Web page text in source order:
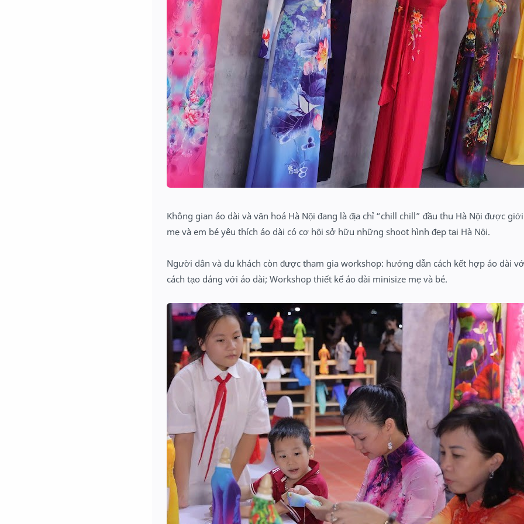
Không gian áo dài và văn hoá Hà Nội đang là địa chỉ “chill chill” đầu thu Hà Nội được
mẹ và em bé yêu thích áo dài có cơ hội sở hữu những shoot hình đẹp tại Hà Nội.
Người dân và du khách còn được tham gia workshop: hướng dẫn cách kết hợp áo dài
cách tạo dáng với áo dài; Workshop thiết kế áo dài minisize mẹ và bé.